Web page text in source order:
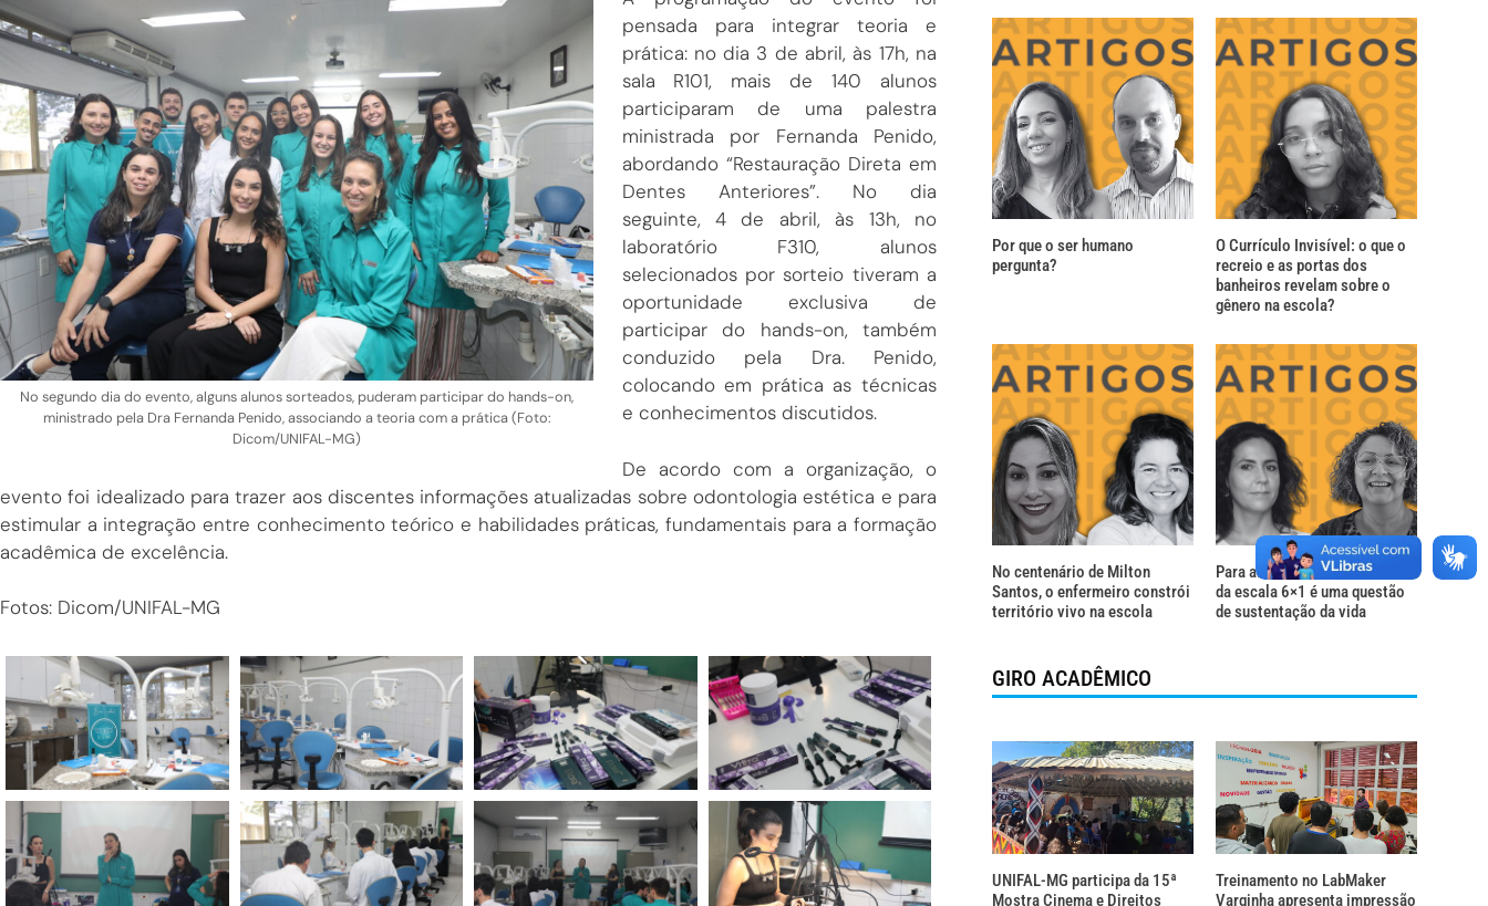
No segundo dia do evento, alguns alunos sorteados, puderam participar do hands-on,
ministrado pela Dra Fernanda Penido, associando a teoria com a prática (Foto:
Dicom/UNIFAL-MG)
pensada para integrar teoria e
prática: no dia 3 de abril, às 17h, na
sala R101, mais de 140 alunos
participaram de uma palestra
ministrada por Fernanda Penido,
abordando “Restauração Direta em
Dentes Anteriores”. No dia
seguinte, 4 de abril, às 13h, no
laboratório F310, alunos
selecionados por sorteio tiveram a
oportunidade exclusiva de
participar do hands-on, também
conduzido pela Dra. Penido,
colocando em prática as técnicas
e conhecimentos discutidos.
De acordo com a organização, o
evento foi idealizado para trazer aos discentes informações atualizadas sobre odontologia estética e para
estimular a integração entre conhecimento teórico e habilidades práticas, fundamentais para a formação
acadêmica de excelência.
Fotos: Dicom/UNIFAL-MG
Por que o ser humano
pergunta?
O Currículo Invisível: o que o
recreio e as portas dos
banheiros revelam sobre o
gênero na escola?
No centenário de Milton
Santos, o enfermeiro constrói
território vivo na escola
Para além do descanso: o fim
da escala 6×1 é uma questão
de sustentação da vida
GIRO ACADÊMICO
UNIFAL-MG participa da 15ª
Mostra Cinema e Direitos
Treinamento no LabMaker
Varginha apresenta impressão